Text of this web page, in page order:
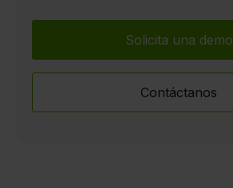
Solicita una demo
Contáctanos